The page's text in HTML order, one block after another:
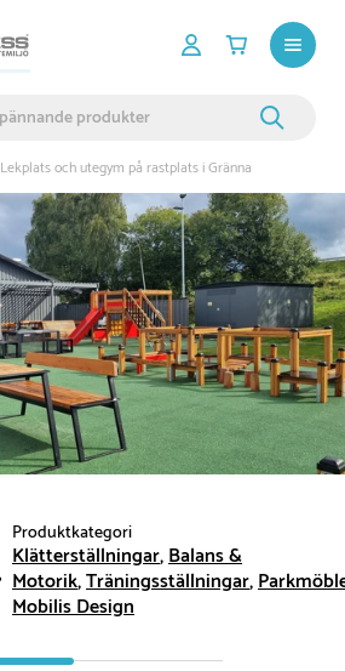
Lekplats och utegym på rastplats i Gränna
Produktkategori
Klätterställningar Balans &
Motorik Träningsställningar
Mobilis Design